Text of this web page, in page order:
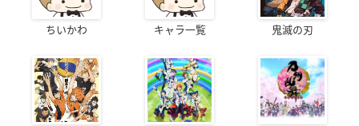
ちいかわ キャラ一覧 鬼滅の刃